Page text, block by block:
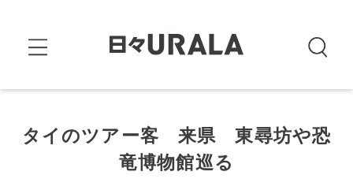
タイのツアー客 来県 東尋坊や恐
竜博物館巡る